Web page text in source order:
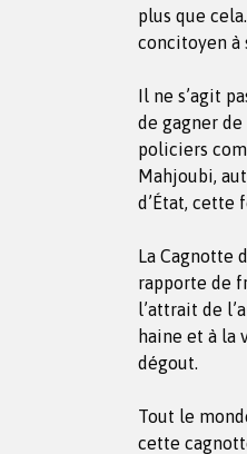
plus que
concitoyen à
Il ne s’agit
de gagner de
policiers
Mahjoubi,
d’État, cette
La Cagnotte
rapporte de
l’attrait de
haine et à la
dégout.
Tout le
cette